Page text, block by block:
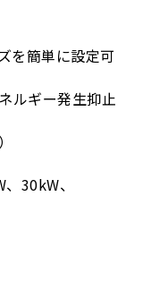
を簡単に設定可
ルギー発生抑止
30kW、